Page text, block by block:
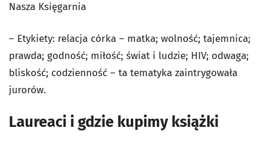
Nasza Księgarnia
– Etykiety: relacja córka – matka; wolność; tajemnica;
prawda; godność; miłość; świat i ludzie; HIV; odwaga;
bliskość; codzienność – ta tematyka zaintrygowała
jurorów.
Laureaci i gdzie kupimy książki